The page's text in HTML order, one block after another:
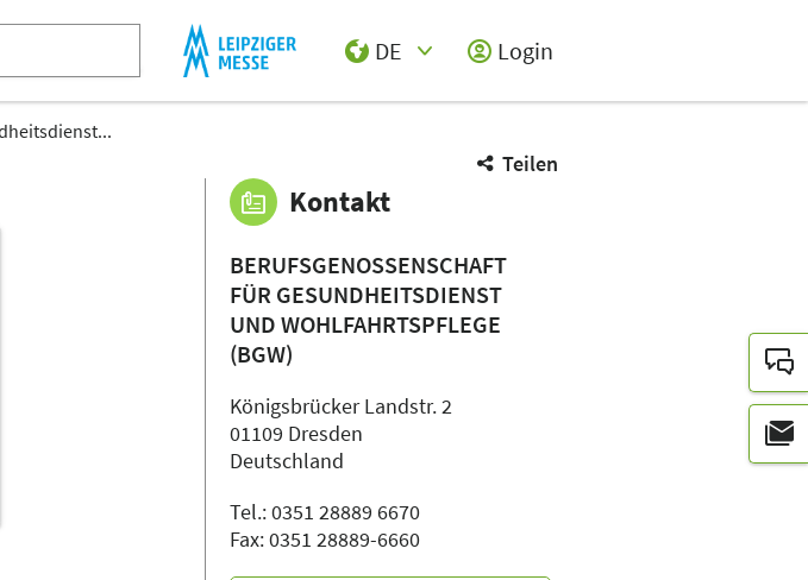
DE
Login
Teilen
Kontakt
BERUFSGENOSSENSCHAFT
FÜR GESUNDHEITSDIENST
UND WOHLFAHRTSPFLEGE
(BGW)
Königsbrücker Landstr. 2
01109 Dresden
Deutschland
Tel.: 0351 28889 6670
Fax: 0351 28889-6660